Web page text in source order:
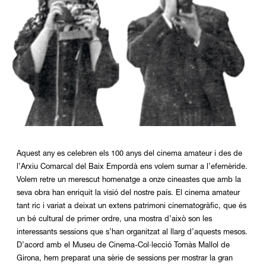
Aquest any es celebren els 100 anys del cinema amateur i des de
l’Arxiu Comarcal del Baix Empordà ens volem sumar a l’efemèride.
Volem retre un merescut homenatge a onze cineastes que amb la
seva obra han enriquit la visió del nostre país. El cinema amateur
tant ric i variat a deixat un extens patrimoni cinematogràfic, que és
un bé cultural de primer ordre, una mostra d’això son les
interessants sessions que s’han organitzat al llarg d’aquests mesos.
D’acord amb el Museu de Cinema-Col·lecció Tomàs Mallol de
Girona, hem preparat una sèrie de sessions per mostrar la gran